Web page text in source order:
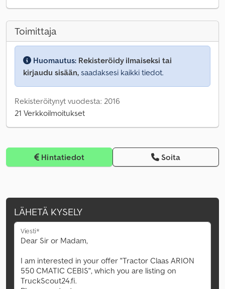
Toimittaja
Huomautus: Rekisteröidy ilmaiseksi tai
kirjaudu sisään, saadaksesi kaikki tiedot.
Rekisteröitynyt vuodesta: 2016
21 Verkkoilmoitukset
Hintatiedot Soita
LÄHETÄ KYSELY
Viesti*